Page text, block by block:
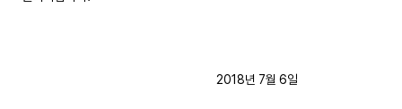
2018년 7월 6일